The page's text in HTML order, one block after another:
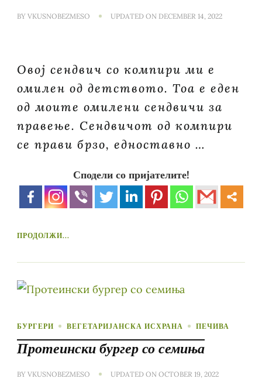
BY VKUSNOBEZMESO UPDATED ON DECEMBER 14, 2022
Овој сендвич со компири ми е
омилен од детството. Тоа е еден
од моите омилени сендвичи за
правење. Сендвичот од компири
се прави брзо, едноставно …
Сподели со пријателите!
ПРОДОЛЖИ...
БУРГЕРИ ВЕГЕТАРИЈАНСКА ИСХРАНА ПЕЧИВА
Протеински бургер со семиња
BY VKUSNOBEZMESO UPDATED ON OCTOBER 19, 2022